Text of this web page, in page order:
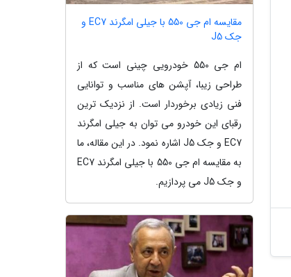
مقایسه ام جی 550 با جیلی امگرند EC7 و
جک J5
ام جی 550 خودرویی چینی است که از
طراحی زیبا، آپشن های مناسب و توانایی
فنی زیادی برخوردار است. از نزدیک ترین
رقبای این خودرو می توان به جیلی امگرند
EC7 و جک J5 اشاره نمود. در این مقاله، ما
به مقایسه ام جی 550 با جیلی امگرند EC7
و جک J5 می پردازیم.